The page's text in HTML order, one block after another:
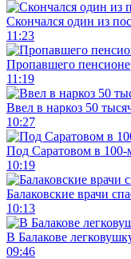
Скончался один из
11:23
Пропавшего
11:19
Ввел в наркоз 50
10:27
Под Саратовом в 100-
10:19
Балаковские врачи
10:13
В Балакове
09:46